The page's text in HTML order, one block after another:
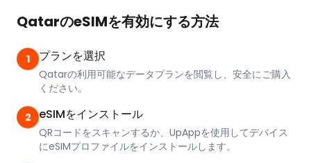
QatarのeSIMを有効にする方法
1 プランを選択
Qatarの利用可能なデータプランを閲覧し、安全にご購入
ください。
2 eSIMをインストール
QRコードをスキャンするか、UpAppを使用してデバイス
にeSIMプロファイルをインストールします。